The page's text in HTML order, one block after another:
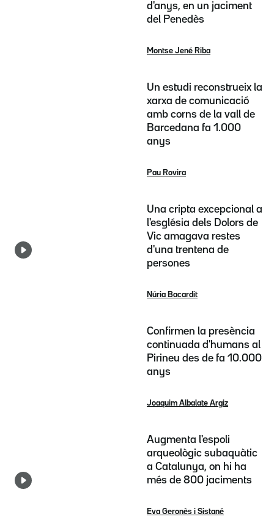
d'anys, en un jaciment
del Penedès
Montse Jené Riba
Un estudi reconstrueix la
xarxa de comunicació
amb corns de la vall de
Barcedana fa 1.000
anys
Pau Rovira
Una cripta excepcional a
l'església dels Dolors de
Vic amagava restes
d'una trentena de
persones
Núria Bacardit
Confirmen la presència
continuada d'humans al
Pirineu des de fa 10.000
anys
Joaquim Albalate Argiz
Augmenta l'espoli
arqueològic subaquàtic
a Catalunya, on hi ha
més de 800 jaciments
Eva Geronès i Sistané